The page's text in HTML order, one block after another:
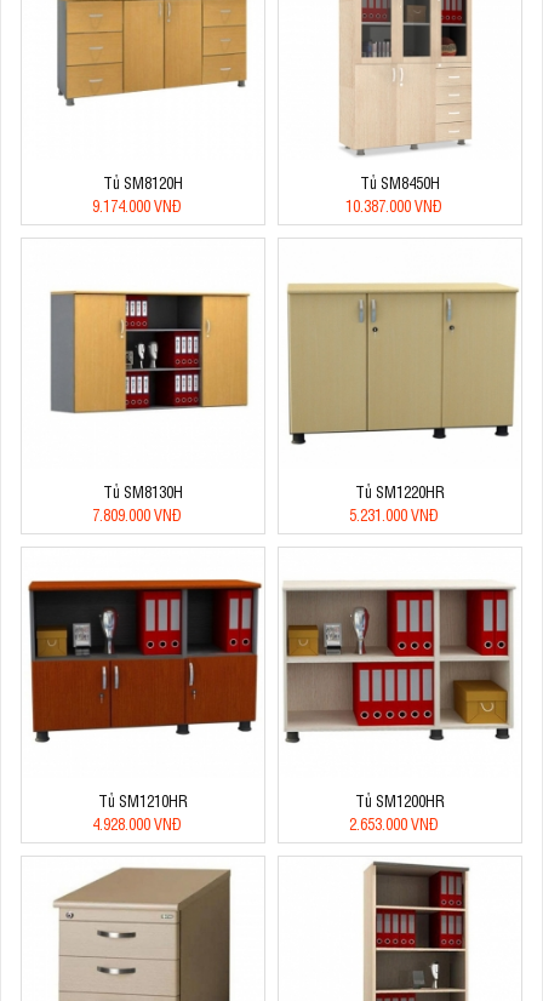
Tủ SM8120H
9.174.000 VNĐ
Tủ SM8450H
10.387.000 VNĐ
Tủ SM8130H
7.809.000 VNĐ
Tủ SM1220HR
5.231.000 VNĐ
Tủ SM1210HR
4.928.000 VNĐ
Tủ SM1200HR
2.653.000 VNĐ